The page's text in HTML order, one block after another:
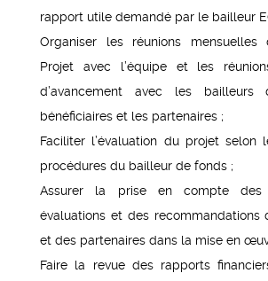
rapport utile demandé par le bailleur
Organiser les réunions
Projet avec l’équipe et les
d’avancement avec les
bénéficiaires et les partenaires ;
Faciliter l’évaluation du projet selon
procédures du bailleur de fonds ;
Assurer la prise en compte des
évaluations et des recommandations
et des partenaires dans la mise en
Faire la revue des rapports